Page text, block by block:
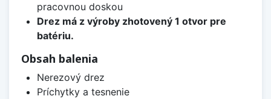
pracovnou doskou
Drez má z výroby zhotovený 1 otvor pre
batériu.
Obsah balenia
Nerezový drez
Príchytky a tesnenie